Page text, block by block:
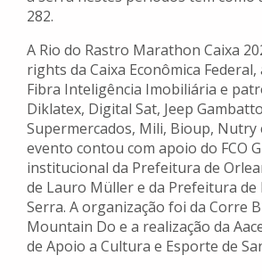
282.
A Rio do Rastro Marathon Caixa
rights da Caixa Econômica
Fibra Inteligência Imobiliária e
Diklatex, Digital Sat, Jeep
Supermercados, Mili, Bioup, Nutry
evento contou com apoio do FCO
institucional da Prefeitura de
de Lauro Müller e da Prefeitura de
Serra. A organização foi da Corre
Mountain Do e a realização da
de Apoio a Cultura e Esporte de